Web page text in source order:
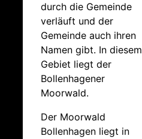
durch die Gemeinde
verläuft und der
Gemeinde auch ihren
Namen gibt. In diesem
Gebiet liegt der
Bollenhagener
Moorwald.
Der Moorwald
Bollenhagen liegt in